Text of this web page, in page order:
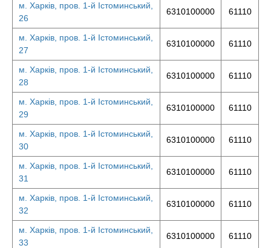
м. Харків, пров. 1-й Істоминський,
26
6310100000 61110
м. Харків, пров. 1-й Істоминський,
27
6310100000 61110
м. Харків, пров. 1-й Істоминський,
28
6310100000 61110
м. Харків, пров. 1-й Істоминський,
29
6310100000 61110
м. Харків, пров. 1-й Істоминський,
30
6310100000 61110
м. Харків, пров. 1-й Істоминський,
31
6310100000 61110
м. Харків, пров. 1-й Істоминський,
32
6310100000 61110
м. Харків, пров. 1-й Істоминський,
33
6310100000 61110